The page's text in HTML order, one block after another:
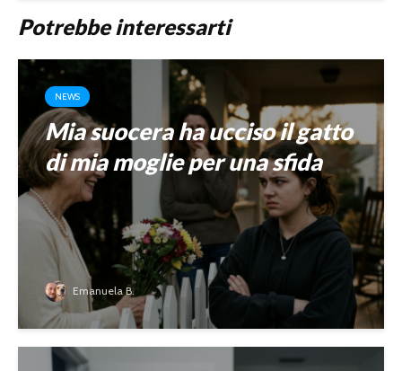
Potrebbe interessarti
NEWS
Mia suocera ha ucciso il gatto
di mia moglie per una sfida
Emanuela B.